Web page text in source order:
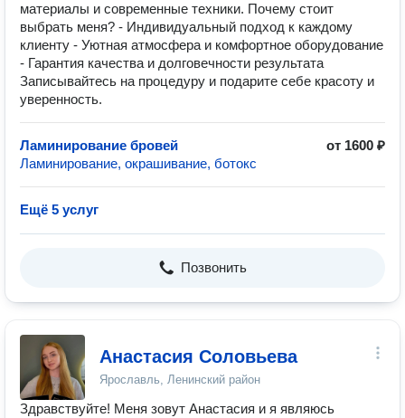
материалы и современные техники. Почему стоит
выбрать меня? - Индивидуальный подход к каждому
клиенту - Уютная атмосфера и комфортное оборудование
- Гарантия качества и долговечности результата
Записывайтесь на процедуру и подарите себе красоту и
уверенность.
Ламинирование бровей
от 1600 ₽
Ламинирование, окрашивание, ботокс
Ещё 5 услуг
Позвонить
Анастасия Соловьева
Ярославль, Ленинский район
Здравствуйте! Меня зовут Анастасия и я являюсь